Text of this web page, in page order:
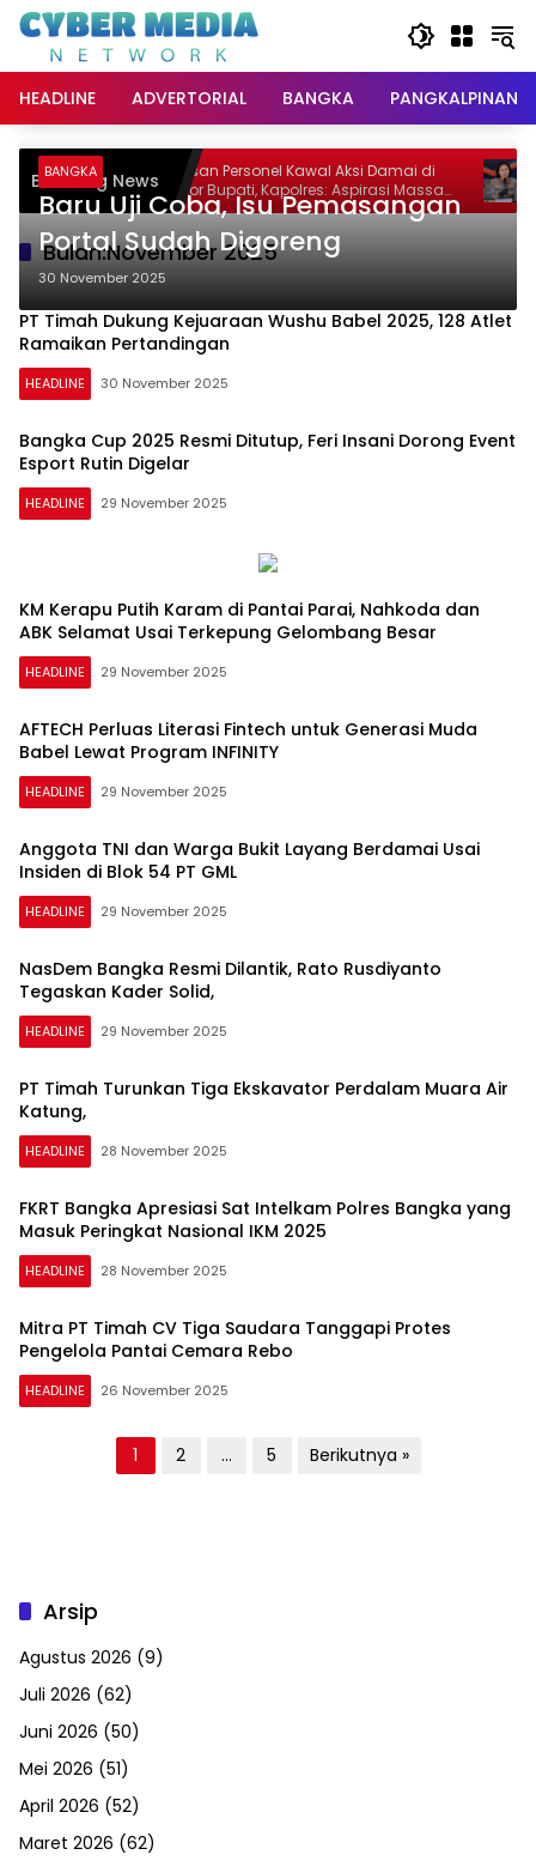
Langsung
konten
HEADLINE
ADVERTORIAL BANGKA PANGKALPINANG
Breaking NewsRatusan Personel Kawal Aksi Damai di
Kantor Bupati, Kapolres: Aspirasi Massa
Diterima
Bulan:November 2025
BANGKA
Baru Uji Coba, Isu Pemasangan
Portal Sudah Digoreng
30 November 2025
PT Timah Dukung Kejuaraan Wushu Babel 2025, 128 Atlet
Ramaikan Pertandingan
HEADLINE 30 November 2025
Bangka Cup 2025 Resmi Ditutup, Feri Insani Dorong Event
Esport Rutin Digelar
HEADLINE 29 November 2025
KM Kerapu Putih Karam di Pantai Parai, Nahkoda dan
ABK Selamat Usai Terkepung Gelombang Besar
HEADLINE 29 November 2025
AFTECH Perluas Literasi Fintech untuk Generasi Muda
Babel Lewat Program INFINITY
HEADLINE 29 November 2025
Anggota TNI dan Warga Bukit Layang Berdamai Usai
Insiden di Blok 54 PT GML
HEADLINE 29 November 2025
NasDem Bangka Resmi Dilantik, Rato Rusdiyanto
Tegaskan Kader Solid,
HEADLINE 29 November 2025
PT Timah Turunkan Tiga Ekskavator Perdalam Muara Air
Katung,
HEADLINE 28 November 2025
FKRT Bangka Apresiasi Sat Intelkam Polres Bangka yang
Masuk Peringkat Nasional IKM 2025
HEADLINE 28 November 2025
Mitra PT Timah CV Tiga Saudara Tanggapi Protes
Pengelola Pantai Cemara Rebo
HEADLINE 26 November 2025
1 2 … 5 Berikutnya »
Arsip
Agustus 2026 (9)
Juli 2026 (62)
Juni 2026 (50)
Mei 2026 (51)
April 2026 (52)
Maret 2026 (62)